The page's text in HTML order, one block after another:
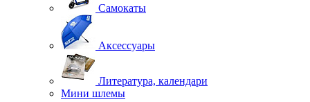
Самокаты
Аксессуары
Литература, календари
Мини шлемы